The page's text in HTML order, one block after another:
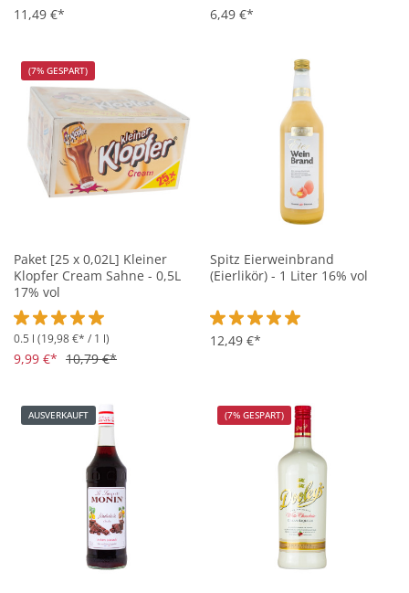
11,49 €* 6,49 €*
(7% GESPART)
Paket [25 x 0,02L] Kleiner
Klopfer Cream Sahne - 0,5L
17% vol
Durchschnittliche Bewertung von 5 von 5 Sternen
0.5 l (19,98 €* / 1 l)
9,99 €* 10,79 €*
Spitz Eierweinbrand
(Eierlikör) - 1 Liter 16% vol
Durchschnittliche Bewertung
12,49 €*
AUSVERKAUFT (7% GESPART)